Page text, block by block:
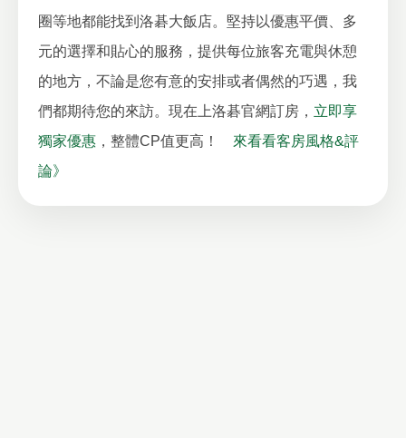
圈等地都能找到洛碁大飯店。堅持以優惠平價、多
元的選擇和貼心的服務，提供每位旅客充電與休憩
的地方，不論是您有意的安排或者偶然的巧遇，我
們都期待您的來訪。現在上洛碁官網訂房， 立即享
獨家優惠 ，整體CP值更高！ 來看看客房風格&評
論》